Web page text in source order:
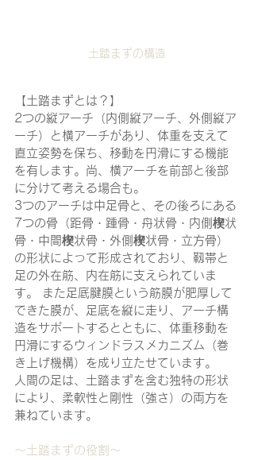
土踏まずの構造
【土踏まずとは？】
2つの縦アーチ（内側縦アーチ、外側縦ア
ーチ）と横アーチがあり、体重を支えて
直立姿勢を保ち、移動を円滑にする機能
を有します。尚、横アーチを前部と後部
に分けて考える場合も。
3つのアーチは中足骨と、その後ろにある
7つの骨（距骨・踵骨・舟状骨・内側楔状
骨・中間楔状骨・外側楔状骨・立方骨）
の形状によって形成されており、靱帯と
足の外在筋、内在筋に支えられていま
す。 また足底腱膜という筋膜が肥厚して
できた膜が、足底を縦に走り、アーチ構
造をサポートするとともに、体重移動を
円滑にするウィンドラスメカニズム（巻
き上げ機構）を成り立たせています。
人間の足は、土踏まずを含む独特の形状
により、柔軟性と剛性（強さ）の両方を
兼ねています。
～土踏まずの役割～